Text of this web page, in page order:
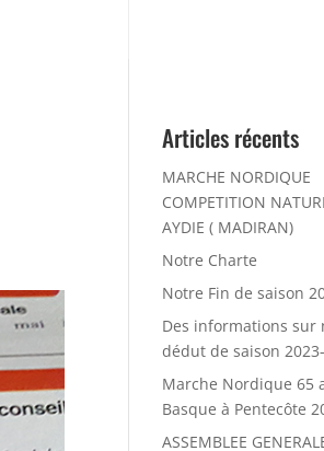
Articles récents
MARCHE NORDIQUE
COMPETITION
AYDIE ( MADIRAN)
Notre Charte
Notre Fin de saison
Des informations sur
dédut de saison
Marche Nordique 65
Basque à Pentecôte
ASSEMBLEE